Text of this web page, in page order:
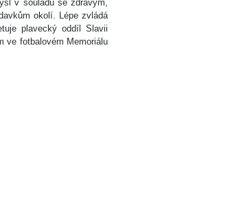
v souladu se zdravým,
okolí. Lépe zvládá
plavecký oddíl Slavii
ve fotbalovém Memoriálu